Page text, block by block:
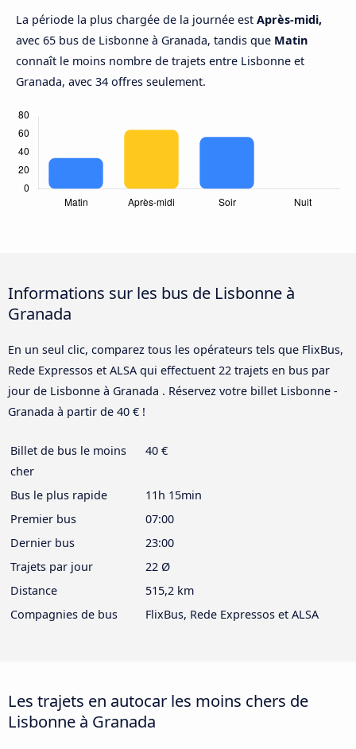
La période la plus chargée de la journée est Après-midi,
avec 65 bus de Lisbonne à Granada, tandis que Matin
connaît le moins nombre de trajets entre Lisbonne et
Granada, avec 34 offres seulement.
Informations sur les bus de Lisbonne à
Granada
En un seul clic, comparez tous les opérateurs tels que FlixBus,
Rede Expressos et ALSA qui effectuent 22 trajets en bus par
jour de Lisbonne à Granada . Réservez votre billet Lisbonne -
Granada à partir de 40 € !
Billet de bus le moins
cher
40 €
Bus le plus rapide
11h 15min
Premier bus
07:00
Dernier bus
23:00
Trajets par jour
22 Ø
Distance
515,2 km
Compagnies de bus
FlixBus, Rede Expressos et ALSA
Les trajets en autocar les moins chers de
Lisbonne à Granada